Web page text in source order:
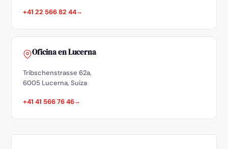
+41 22 566 82 44
Oficina en Lucerna
Tribschenstrasse 62a,
6005 Lucerna, Suiza
+41 41 566 76 46